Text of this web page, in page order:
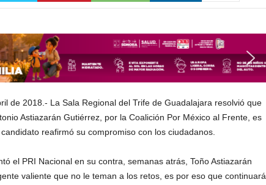
de 2018.- La Sala Regional del Trife de Guadalajara resolvió que
Astiazarán Gutiérrez, por la Coalición Por México al Frente, es
reafirmó su compromiso con los ciudadanos.
el PRI Nacional en su contra, semanas atrás, Toño Astiazarán
valiente que no le teman a los retos, es por eso que continuará